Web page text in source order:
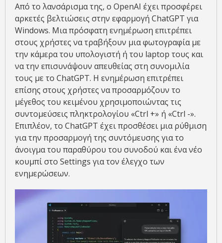
Από το λανσάρισμα της, ο OpenAI έχει προσφέρει
αρκετές βελτιώσεις στην εφαρμογή ChatGPT για
Windows. Μια πρόσφατη ενημέρωση επιτρέπει
στους χρήστες να τραβήξουν μια φωτογραφία με
την κάμερα του υπολογιστή ή του laptop τους και
να την επισυνάψουν απευθείας στη συνομιλία
τους με το ChatGPT. Η ενημέρωση επιτρέπει
επίσης στους χρήστες να προσαρμόζουν το
μέγεθος του κειμένου χρησιμοποιώντας τις
συντομεύσεις πληκτρολογίου «Ctrl +» ή «Ctrl -».
Επιπλέον, το ChatGPT έχει προσθέσει μια ρύθμιση
για την προσαρμογή της συντόμευσης για το
άνοιγμα του παραθύρου του συνοδού και ένα νέο
κουμπί στο Settings για τον έλεγχο των
ενημερώσεων.